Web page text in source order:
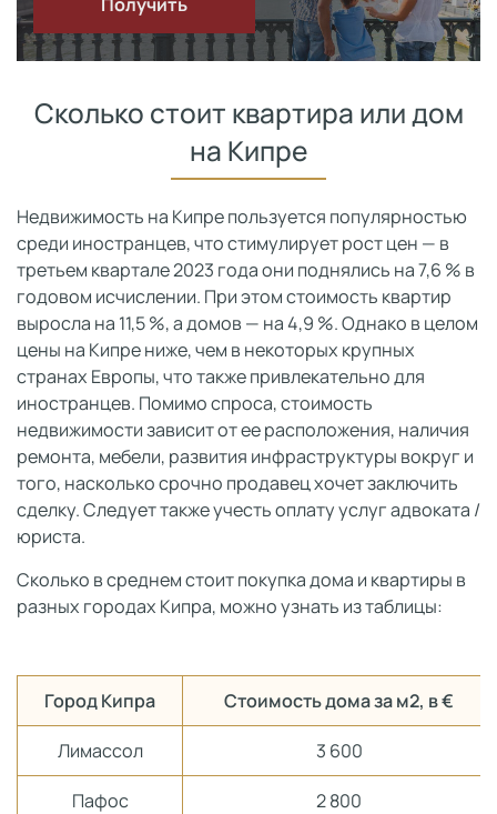
Сколько стоит квартира или дом
на Кипре
Недвижимость на Кипре пользуется популярностью
среди иностранцев, что стимулирует рост цен — в
третьем квартале 2023 года они поднялись на 7,6 % в
годовом исчислении. При этом стоимость квартир
выросла на 11,5 %, а домов — на 4,9 %. Однако в целом
цены на Кипре ниже, чем в некоторых крупных
странах Европы, что также привлекательно для
иностранцев. Помимо спроса, стоимость
недвижимости зависит от ее расположения, наличия
ремонта, мебели, развития инфраструктуры вокруг и
того, насколько срочно продавец хочет заключить
сделку. Следует также учесть оплату услуг адвоката /
юриста.
Сколько в среднем стоит покупка дома и квартиры в
разных городах Кипра, можно узнать из таблицы:
Город Кипра Стоимость дома за м2, в €
Лимассол 3 600
Пафос 2 800